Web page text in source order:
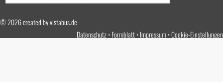
© 2026 created byvistabus.de
Datenschutz Formblatt Impressum Cookie-Einstellungen